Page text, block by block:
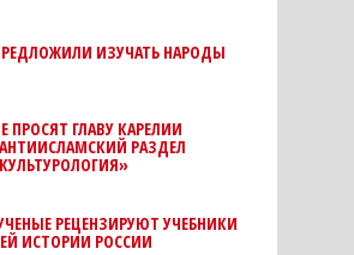
ИЗУЧАТЬ НАРОДЫ
ПРОСЯТ ГЛАВУ КАРЕЛИИ
РАЗДЕЛ
РЕЦЕНЗИРУЮТ УЧЕБНИКИ
ИСТОРИИ РОССИИ